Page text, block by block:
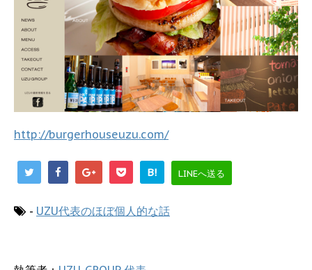
http://burgerhouseuzu.com/
B! LINEへ送る
- UZU代表のほぼ個人的な話